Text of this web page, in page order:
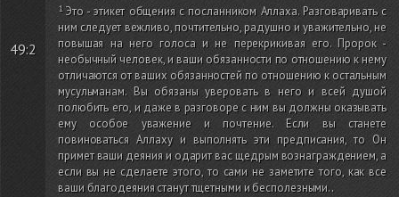
49:2
Это - этикет общения с посланником Аллаха. Разговаривать с
ним следует вежливо, почтительно, радушно и уважительно, не
повышая на него голоса и не перекрикивая его. Пророк -
необычный человек, и ваши обязанности по отношению к нему
отличаются от ваших обязанностей по отношению к остальным
мусульманам. Вы обязаны уверовать в него и всей душой
полюбить его, и даже в разговоре с ним вы должны оказывать
ему особое уважение и почтение. Если вы станете
повиноваться Аллаху и выполнять эти предписания, то Он
примет ваши деяния и одарит вас щедрым вознаграждением, а
если вы не сделаете этого, то сами не заметите того, как все
ваши благодеяния станут тщетными и бесполезными..